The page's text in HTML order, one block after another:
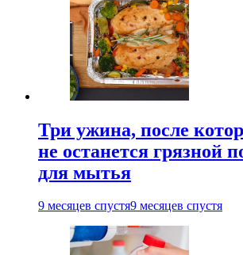
Три ужина, после
не останется грязной
для мытья
9 месяцев спустя9 месяцев спустя